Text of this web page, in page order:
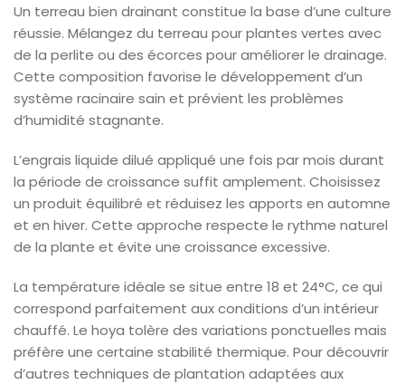
Un terreau bien drainant constitue la base d’une culture
réussie. Mélangez du terreau pour plantes vertes avec
de la perlite ou des écorces pour améliorer le drainage.
Cette composition favorise le développement d’un
système racinaire sain et prévient les problèmes
d’humidité stagnante.
L’engrais liquide dilué appliqué une fois par mois durant
la période de croissance suffit amplement. Choisissez
un produit équilibré et réduisez les apports en automne
et en hiver. Cette approche respecte le rythme naturel
de la plante et évite une croissance excessive.
La température idéale se situe entre 18 et 24°C, ce qui
correspond parfaitement aux conditions d’un intérieur
chauffé. Le hoya tolère des variations ponctuelles mais
préfère une certaine stabilité thermique. Pour découvrir
d’autres techniques de plantation adaptées aux